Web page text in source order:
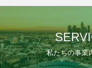
私たちの事業